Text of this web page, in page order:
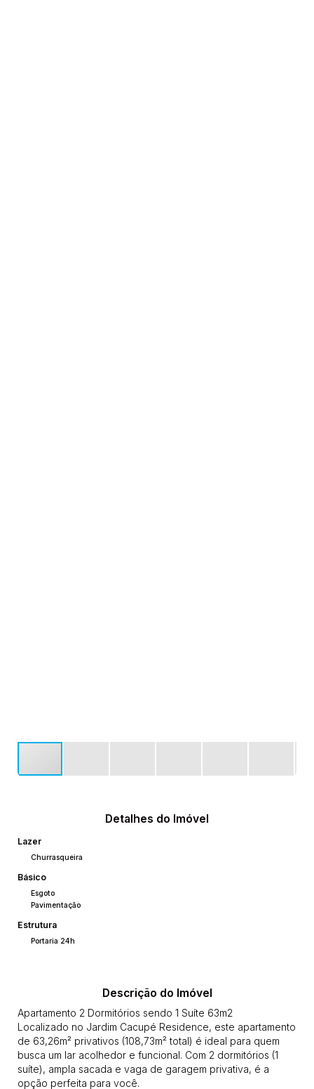
Detalhes do Imóvel
Lazer
Churrasqueira
Básico
Esgoto
Pavimentação
Estrutura
Portaria 24h
Descrição do Imóvel
Apartamento 2 Dormitórios sendo 1 Suíte 63m2
Localizado no Jardim Cacupé Residence, este apartamento
de 63,26m² privativos (108,73m² total) é ideal para quem
busca um lar acolhedor e funcional. Com 2 dormitórios (1
suíte), ampla sacada e vaga de garagem privativa, é a
opção perfeita para você.